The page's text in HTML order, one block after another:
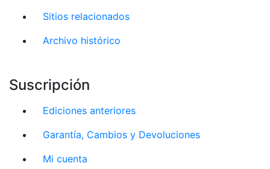
Sitios relacionados
Archivo histórico
Suscripción
Ediciones anteriores
Garantía, Cambios y Devoluciones
Mi cuenta